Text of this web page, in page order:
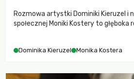
Rozmowa artystki Dominiki Kieruzel i
społecznej Moniki Kostery to głęboka
Dominika Kieruzel Monika Kostera